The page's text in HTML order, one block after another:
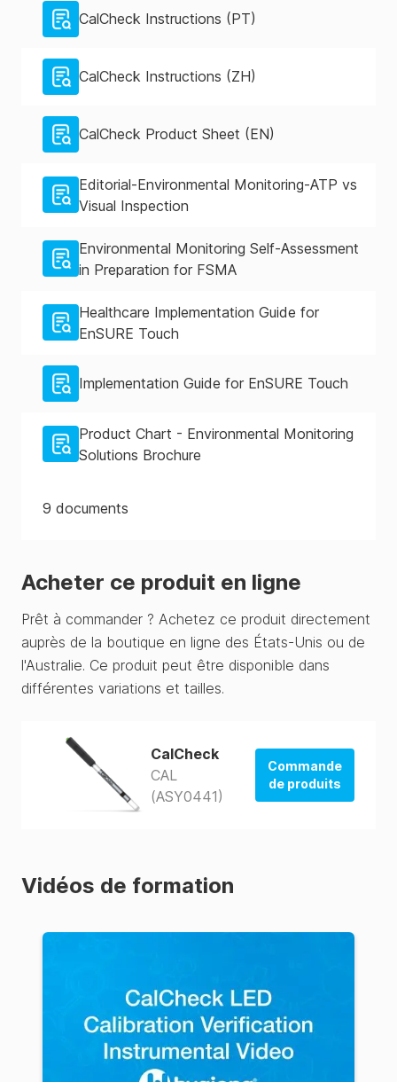
CalCheck Instructions (PT)
CalCheck Instructions (ZH)
CalCheck Product Sheet (EN)
Editorial-Environmental Monitoring-ATP vs
Visual Inspection
Environmental Monitoring Self-Assessment
in Preparation for FSMA
Healthcare Implementation Guide for
EnSURE Touch
Implementation Guide for EnSURE Touch
Product Chart - Environmental Monitoring
Solutions Brochure
9 documents
Acheter ce produit en ligne
Prêt à commander ? Achetez ce produit directement
auprès de la boutique en ligne des États-Unis ou de
l'Australie. Ce produit peut être disponible dans
différentes variations et tailles.
CalCheck
CAL
(ASY0441)
Commande
de produits
Vidéos de formation